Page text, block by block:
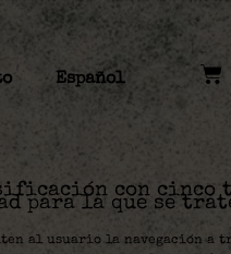
Español
con cinco
para la que se
al usuario la navegación a